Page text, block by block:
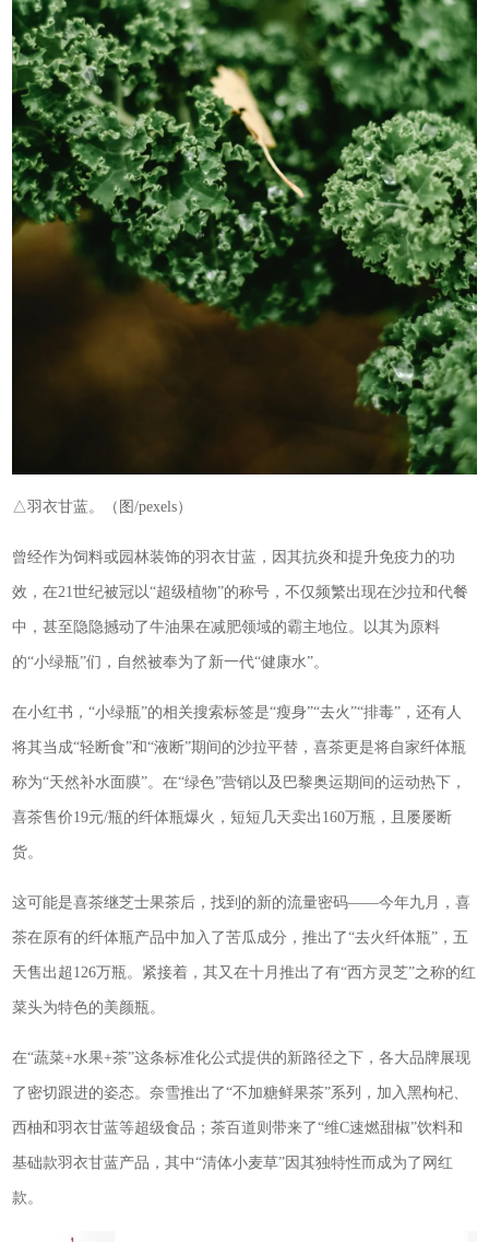
△羽衣甘蓝。（图/pexels）
曾经作为饲料或园林装饰的羽衣甘蓝，因其抗炎和提升免疫力的功
效，在21世纪被冠以“超级植物”的称号，不仅频繁出现在沙拉和代餐
中，甚至隐隐撼动了牛油果在减肥领域的霸主地位。以其为原料
的“小绿瓶”们，自然被奉为了新一代“健康水”。
在小红书，“小绿瓶”的相关搜索标签是“瘦身”“去火”“排毒”，还有人
将其当成“轻断食”和“液断”期间的沙拉平替，喜茶更是将自家纤体瓶
称为“天然补水面膜”。在“绿色”营销以及巴黎奥运期间的运动热下，
喜茶售价19元/瓶的纤体瓶爆火，短短几天卖出160万瓶，且屡屡断
货。
这可能是喜茶继芝士果茶后，找到的新的流量密码——今年九月，喜
茶在原有的纤体瓶产品中加入了苦瓜成分，推出了“去火纤体瓶”，五
天售出超126万瓶。紧接着，其又在十月推出了有“西方灵芝”之称的红
菜头为特色的美颜瓶。
在“蔬菜+水果+茶”这条标准化公式提供的新路径之下，各大品牌展现
了密切跟进的姿态。奈雪推出了“不加糖鲜果茶”系列，加入黑枸杞、
西柚和羽衣甘蓝等超级食品；茶百道则带来了“维C速燃甜椒”饮料和
基础款羽衣甘蓝产品，其中“清体小麦草”因其独特性而成为了网红
款。